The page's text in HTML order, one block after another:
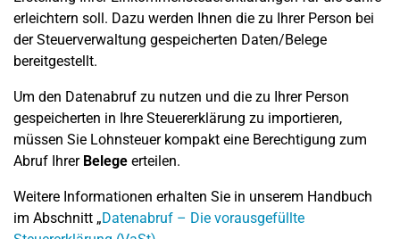
erleichtern soll. Dazu werden Ihnen die zu Ihrer Person bei
der Steuerverwaltung gespeicherten Daten/Belege
bereitgestellt.
Um den Datenabruf zu nutzen und die zu Ihrer Person
gespeicherten in Ihre Steuererklärung zu importieren,
müssen Sie Lohnsteuer kompakt eine Berechtigung zum
Abruf Ihrer Belege erteilen.
Weitere Informationen erhalten Sie in unserem Handbuch
im Abschnitt „Datenabruf – Die vorausgefüllte